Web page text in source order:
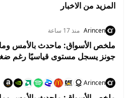
المزيد من الاخبار
Arincen منذ 17 ساعة
جونز يسجل مستوى قياسيًا رغم
Arincen